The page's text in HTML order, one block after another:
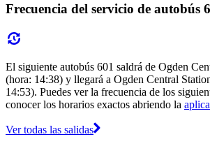
Frecuencia del servicio de autobús
El siguiente autobús 601 saldrá de Ogden
(hora: 14:38) y llegará a Ogden Central
14:53). Puedes ver la frecuencia de los
conocer los horarios exactos abriendo la
Ver todas las salidas